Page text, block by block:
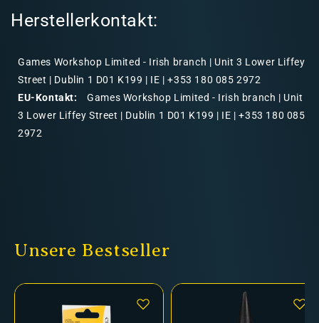
Herstellerkontakt:
Games Workshop Limited - Irish branch | Unit 3 Lower Liffey
Street | Dublin 1 D01 K199 | IE | +353 180 085 2972
EU-Kontakt:
Games Workshop Limited - Irish branch | Unit
3 Lower Liffey Street | Dublin 1 D01 K199 | IE | +353 180 085
2972
Unsere Bestseller